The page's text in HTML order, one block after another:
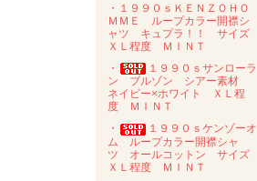
・１９９０ｓＫＥＮＺＯＨＯ
ＭＭＥ ループカラー開襟シ
ャツ キュプラ！！ サイズ
ＸＬ程度 ＭＩＮＴ
・
１９９０ｓサンローラ
ン ブルゾン シアー素材
ネイビー×ホワイト ＸＬ程
度 ＭＩＮＴ
・
１９９０ｓケンゾーオ
ム ループカラー開襟シャ
ツ オールコットン サイズ
ＸＬ程度 ＭＩＮＴ